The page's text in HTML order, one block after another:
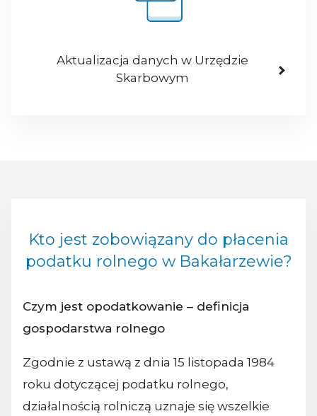
Aktualizacja danych w Urzędzie
Skarbowym
Kto jest zobowiązany do płacenia
podatku rolnego w Bakałarzewie?
Czym jest opodatkowanie – definicja
gospodarstwa rolnego
Zgodnie z ustawą z dnia 15 listopada 1984
roku dotyczącej podatku rolnego,
działalnością rolniczą uznaje się wszelkie